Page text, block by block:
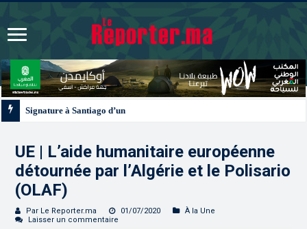
UE | L’aide humanitaire européenne
détournée par l’Algérie et le Polisario
(OLAF)
Par Le Reporter.ma 01/07/2020
À la Une
Laisser un commentaire